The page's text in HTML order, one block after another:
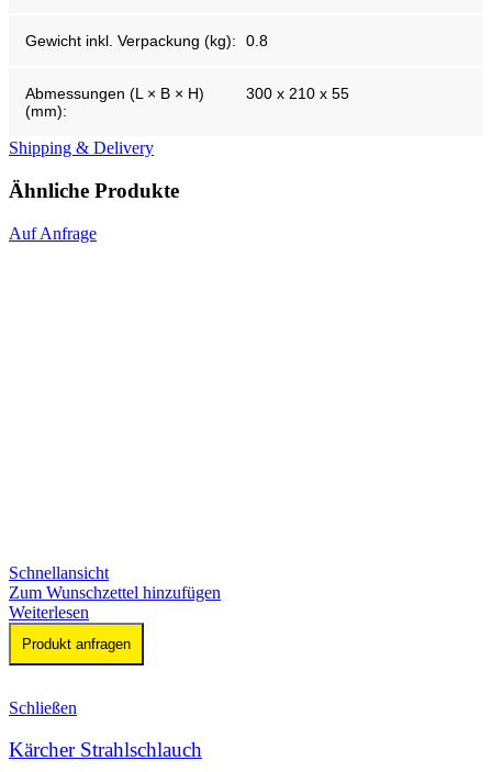
Gewicht inkl. Verpackung (kg): 0.8
Abmessungen (L × B × H)
(mm):
300 x 210 x 55
Shipping & Delivery
Ähnliche Produkte
Auf Anfrage
Schnellansicht
Zum Wunschzettel hinzufügen
Weiterlesen
Produkt anfragen
Schließen
Kärcher Strahlschlauch